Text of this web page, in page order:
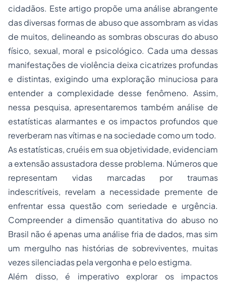
cidadãos. Este artigo propõe uma análise abrangente
das diversas formas de abuso que assombram as vidas
de muitos, delineando as sombras obscuras do abuso
físico, sexual, moral e psicológico. Cada uma dessas
manifestações de violência deixa cicatrizes profundas
e distintas, exigindo uma exploração minuciosa para
entender a complexidade desse fenômeno. Assim,
nessa pesquisa, apresentaremos também análise de
estatísticas alarmantes e os impactos profundos que
reverberam nas vítimas e na sociedade como um todo.
As estatísticas, cruéis em sua objetividade, evidenciam
a extensão assustadora desse problema. Números que
representam vidas marcadas por traumas
indescritíveis, revelam a necessidade premente de
enfrentar essa questão com seriedade e urgência.
Compreender a dimensão quantitativa do abuso no
Brasil não é apenas uma análise fria de dados, mas sim
um mergulho nas histórias de sobreviventes, muitas
vezes silenciadas pela vergonha e pelo estigma.
Além disso, é imperativo explorar os impactos